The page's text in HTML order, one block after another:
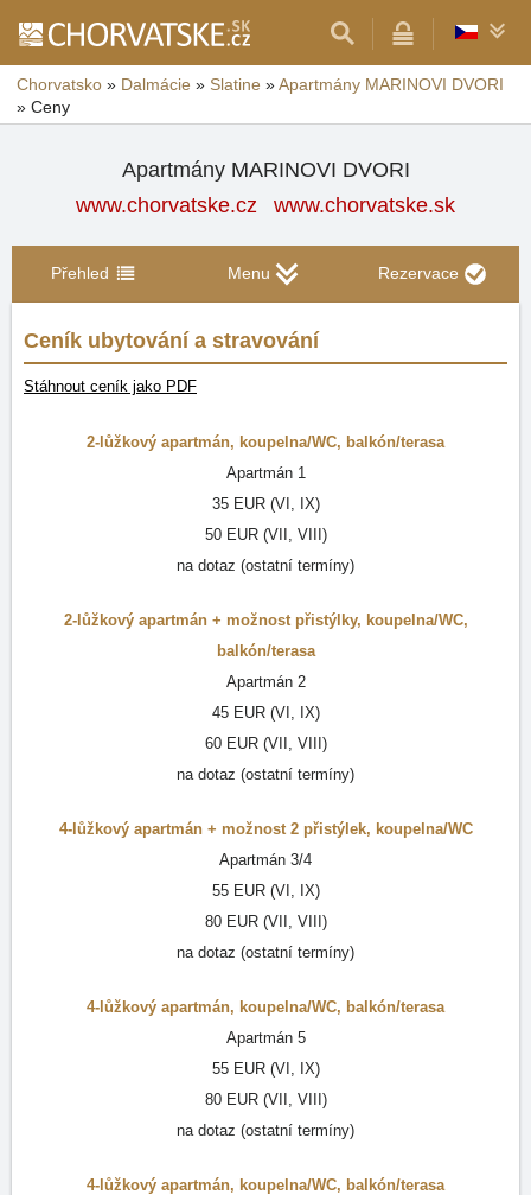
Chorvatsko » Dalmácie » Slatine »Apartmány MARINOVI DVORI
» Ceny
Apartmány MARINOVI DVORI
www.chorvatske.cz
www.chorvatske.sk
Přehled Menu Rezervace
Ceník ubytování a stravování
Stáhnout ceník jako PDF
2-lůžkový apartmán, koupelna/WC, balkón/terasa
Apartmán 1
35 EUR (VI, IX)
50 EUR (VII, VIII)
na dotaz (ostatní termíny)
2-lůžkový apartmán+ možnost přistýlky, koupelna/WC,
balkón/terasa
Apartmán 2
45 EUR (VI, IX)
60 EUR (VII, VIII)
na dotaz (ostatní termíny)
4-lůžkový apartmán+ možnost 2 přistýlek, koupelna/WC
Apartmán 3/4
55 EUR (VI, IX)
80 EUR (VII, VIII)
na dotaz (ostatní termíny)
4-lůžkový apartmán, koupelna/WC, balkón/terasa
Apartmán 5
55 EUR (VI, IX)
80 EUR (VII, VIII)
na dotaz (ostatní termíny)
4-lůžkový apartmán, koupelna/WC, balkón/terasa